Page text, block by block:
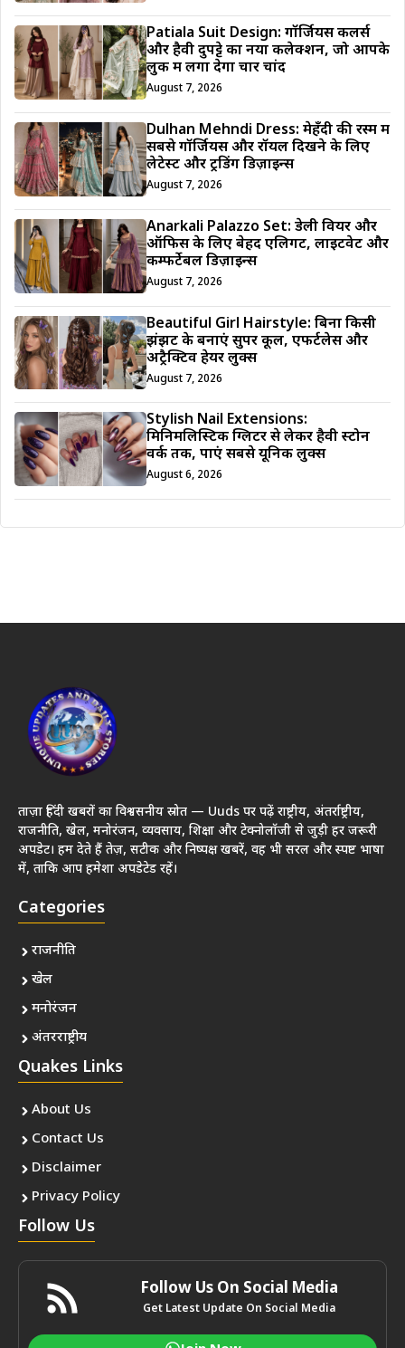
Patiala Suit Design: गॉर्जियस कलर्स
और हैवी दुपट्टे का नया कलेक्शन, जो आपके
लुक में लगा देगा चार चांद
August 7, 2026
Dulhan Mehndi Dress: मेहँदी की रस्म में
सबसे गॉर्जियस और रॉयल दिखने के लिए
लेटेस्ट और ट्रेंडिंग डिज़ाइन्स
August 7, 2026
Anarkali Palazzo Set: डेली वियर और
ऑफिस के लिए बेहद एलिगेंट, लाइटवेट और
कम्फर्टेबल डिज़ाइन्स
August 7, 2026
Beautiful Girl Hairstyle: बिना किसी
झंझट के बनाएं सुपर कूल, एफर्टलेस और
अट्रैक्टिव हेयर लुक्स
August 7, 2026
Stylish Nail Extensions:
मिनिमलिस्टिक ग्लिटर से लेकर हैवी स्टोन
वर्क तक, पाएं सबसे यूनिक लुक्स
August 6, 2026
ताज़ा हिंदी खबरों का विश्वसनीय स्रोत — Uuds पर पढ़ें राष्ट्रीय, अंतर्राष्ट्रीय,
राजनीति, खेल, मनोरंजन, व्यवसाय, शिक्षा और टेक्नोलॉजी से जुड़ी हर जरूरी
अपडेट। हम देते हैं तेज़, सटीक और निष्पक्ष खबरें, वह भी सरल और स्पष्ट भाषा
में, ताकि आप हमेशा अपडेटेड रहें।
Categories
राजनीति
खेल
मनोरंजन
अंतरराष्ट्रीय
Quakes Links
About Us
Contact Us
Disclaimer
Privacy Policy
Follow Us
Follow Us On Social Media
Get Latest Update On Social Media